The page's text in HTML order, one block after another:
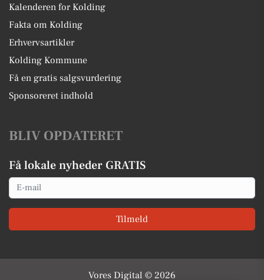
Kalenderen for Kolding
Fakta om Kolding
Erhvervsartikler
Kolding Kommune
Få en gratis salgsvurdering
Sponsoreret indhold
BLIV OPDATERET
Få lokale nyheder GRATIS
Email
Tilmeld
Vores Digital © 2026